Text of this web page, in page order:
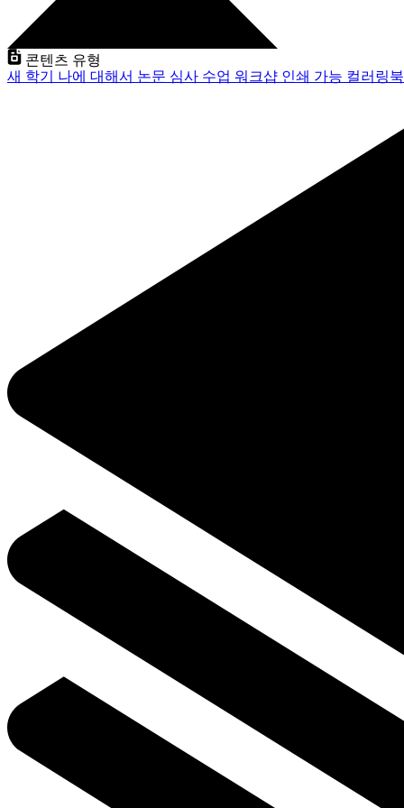
콘텐츠 유형
새 학기 나에 대해서 논문 심사 수업 워크샵 인쇄 가능 컬러링북